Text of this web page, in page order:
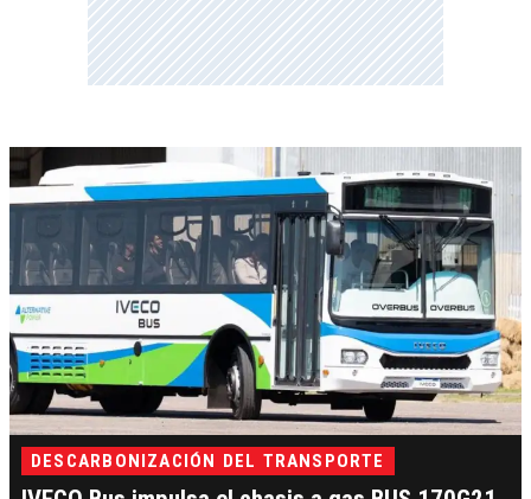
DESCARBONIZACIÓN DEL TRANSPORTE